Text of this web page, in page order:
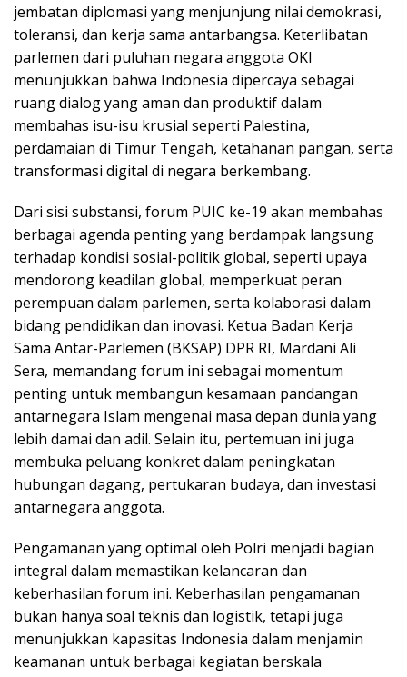
jembatan diplomasi yang menjunjung nilai demokrasi,
toleransi, dan kerja sama antarbangsa. Keterlibatan
parlemen dari puluhan negara anggota OKI
menunjukkan bahwa Indonesia dipercaya sebagai
ruang dialog yang aman dan produktif dalam
membahas isu-isu krusial seperti Palestina,
perdamaian di Timur Tengah, ketahanan pangan, serta
transformasi digital di negara berkembang.
Dari sisi substansi, forum PUIC ke-19 akan membahas
berbagai agenda penting yang berdampak langsung
terhadap kondisi sosial-politik global, seperti upaya
mendorong keadilan global, memperkuat peran
perempuan dalam parlemen, serta kolaborasi dalam
bidang pendidikan dan inovasi. Ketua Badan Kerja
Sama Antar-Parlemen (BKSAP) DPR RI, Mardani Ali
Sera, memandang forum ini sebagai momentum
penting untuk membangun kesamaan pandangan
antarnegara Islam mengenai masa depan dunia yang
lebih damai dan adil. Selain itu, pertemuan ini juga
membuka peluang konkret dalam peningkatan
hubungan dagang, pertukaran budaya, dan investasi
antarnegara anggota.
Pengamanan yang optimal oleh Polri menjadi bagian
integral dalam memastikan kelancaran dan
keberhasilan forum ini. Keberhasilan pengamanan
bukan hanya soal teknis dan logistik, tetapi juga
menunjukkan kapasitas Indonesia dalam menjamin
keamanan untuk berbagai kegiatan berskala